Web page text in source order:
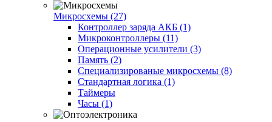
Микросхемы (27)
Контроллер заряда АКБ (1)
Микроконтроллеры (11)
Операционные усилители (3)
Память (2)
Специализированые микросхемы (8)
Стандартная логика (1)
Таймеры
Часы (1)